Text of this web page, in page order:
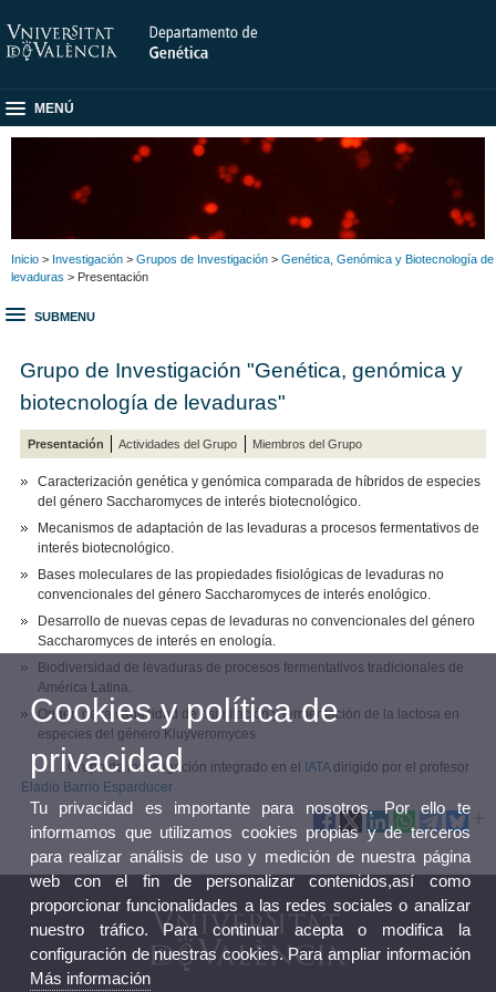
MENÚ
Inicio > Investigación > Grupos de Investigación > Genética, Genómica y Biotecnología de
levaduras > Presentación
SUBMENU
Grupo de Investigación "Genética, genómica y
biotecnología de levaduras"
Presentación Actividades del Grupo Miembros del Grupo
Caracterización genética y genómica comparada de híbridos de especies
del género Saccharomyces de interés biotecnológico.
Mecanismos de adaptación de las levaduras a procesos fermentativos de
interés biotecnológico.
Bases moleculares de las propiedades fisiológicas de levaduras no
convencionales del género Saccharomyces de interés enológico.
Desarrollo de nuevas cepas de levaduras no convencionales del género
Saccharomyces de interés en enología.
Biodiversidad de levaduras de procesos fermentativos tradicionales de
América Latina.
Origen de la capacidad de asimilación y fermentación de la lactosa en
especies del género Kluyveromyces
Grupo de investigación integrado en el IATA dirigido por el profesor
Eladio Barrio Esparducer
Cookies y política de
privacidad
Tu privacidad es importante para nosotros. Por ello te
informamos que utilizamos cookies propias y de terceros
para realizar análisis de uso y medición de nuestra página
web con el fin de personalizar contenidos,así como
proporcionar funcionalidades a las redes sociales o analizar
nuestro tráfico. Para continuar acepta o modifica la
configuración de nuestras cookies. Para ampliar información
Más información